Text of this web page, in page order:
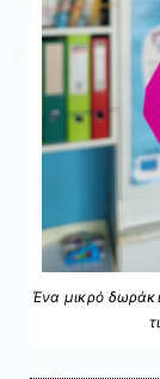
Ένα μικρό